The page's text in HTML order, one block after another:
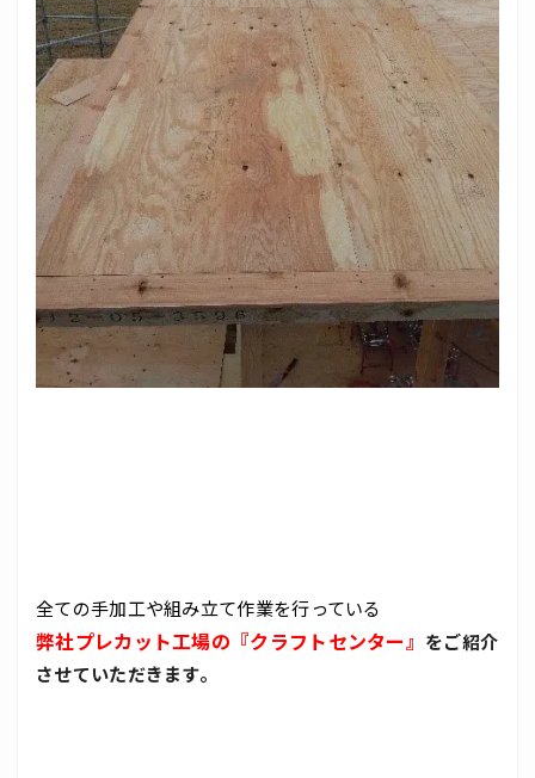
全ての手加工や組み立て作業を行っている
弊社プレカット工場の『クラフトセンター』 をご紹介
させていただきます。